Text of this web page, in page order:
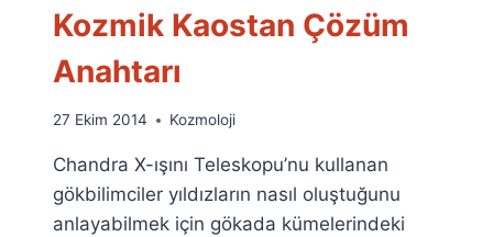
Kozmik Kaostan Çözüm
Anahtarı
By
Fuat
Özyar
27 Ekim 2014 Kozmoloji
Chandra X-ışını Teleskopu’nu kullanan
gökbilimciler yıldızların nasıl oluştuğunu
anlayabilmek için gökada kümelerindeki